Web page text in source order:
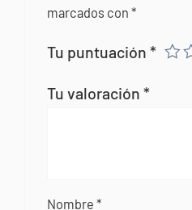
marcados con*
Tu puntuación*
Tu valoración*
Nombre*